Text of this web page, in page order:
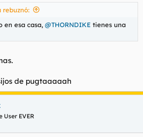
rebuznó:
en esa casa, @THORNDIKE tienes una
de pugtaaaaah
User EVER